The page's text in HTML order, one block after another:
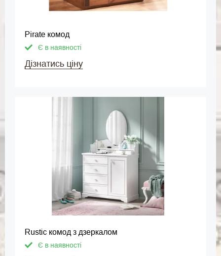
Pirate комод
Є в наявності
Дізнатись ціну
Rustic комод з дзеркалом
Є в наявності